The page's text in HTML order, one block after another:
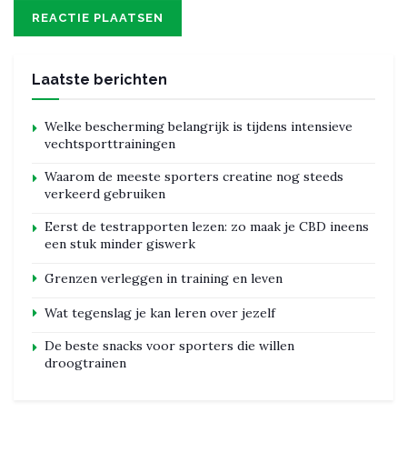
Laatste berichten
Welke bescherming belangrijk is tijdens intensieve
vechtsporttrainingen
Waarom de meeste sporters creatine nog steeds
verkeerd gebruiken
Eerst de testrapporten lezen: zo maak je CBD ineens
een stuk minder giswerk
Grenzen verleggen in training en leven
Wat tegenslag je kan leren over jezelf
De beste snacks voor sporters die willen
droogtrainen